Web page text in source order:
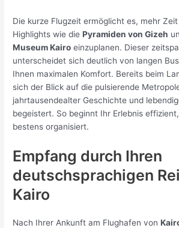
Die kurze Flugzeit ermöglicht es, mehr
Highlights wie diePyramiden von Gizeh
Museum Kairo einzuplanen. Dieser
unterscheidet sich deutlich von langen
Ihnen maximalen Komfort. Bereits beim
sich der Blick auf die pulsierende
jahrtausendealter Geschichte und
begeistert. So beginnt Ihr Erlebnis
bestens organisiert.
Empfang durch Ihren
deutschsprachigen
Kairo
Nach Ihrer Ankunft am Flughafen von